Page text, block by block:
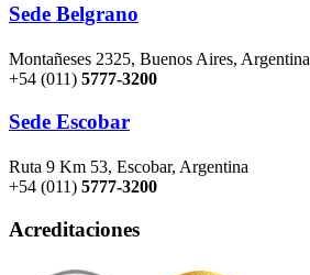
Sede Belgrano
Montañeses 2325, Buenos Aires, Argentina
+54 (011) 5777-3200
Sede Escobar
Ruta 9 Km 53, Escobar, Argentina
+54 (011) 5777-3200
Acreditaciones